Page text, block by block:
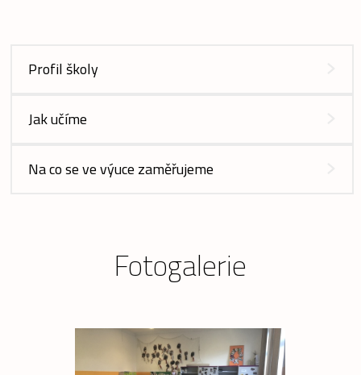
Profil školy
Jak učíme
Na co se ve výuce zaměřujeme
Fotogalerie